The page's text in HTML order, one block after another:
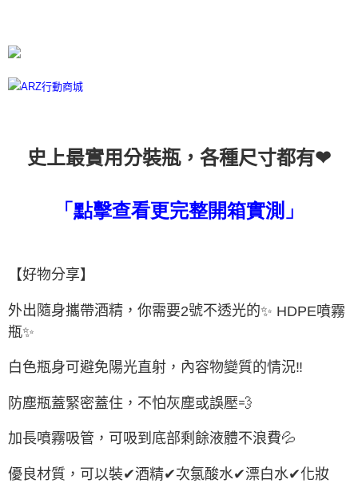
每筆NT$100
離島宅配
史上最實用分裝瓶，各種尺寸都有❤
「點擊查看更完整開箱實測」
【好物分享】
外出隨身攜帶酒精，你需要2號不透光的✨ HDPE噴霧
瓶✨
白色瓶身可避免陽光直射，內容物變質的情況‼
防塵瓶蓋緊密蓋住，不怕灰塵或誤壓💨
加長噴霧吸管，可吸到底部剩餘液體不浪費💦
優良材質，可以裝✔酒精✔次氯酸水✔漂白水✔化妝